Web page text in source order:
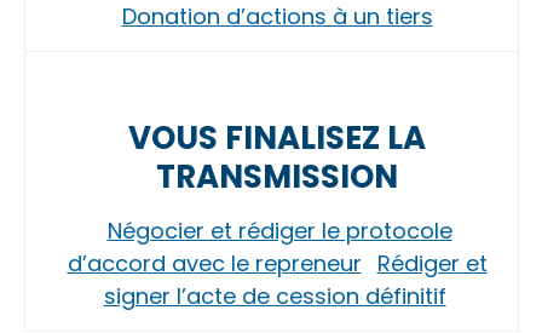
Donation d’actions à un tiers
VOUS FINALISEZ LA
TRANSMISSION
Négocier et rédiger le protocole
d’accord avec le repreneur Rédiger et
signer l’acte de cession définitif